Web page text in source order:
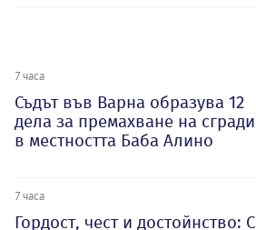
7 часа
Съдът във Варна образува 12
дела за премахване на сгради
в местността Баба Алино
7 часа
Гордост, чест и достойнство: С